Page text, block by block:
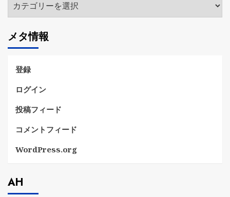
テ
リ
ー
メタ情報
登録
ログイン
投稿フィード
コメントフィード
WordPress.org
AH